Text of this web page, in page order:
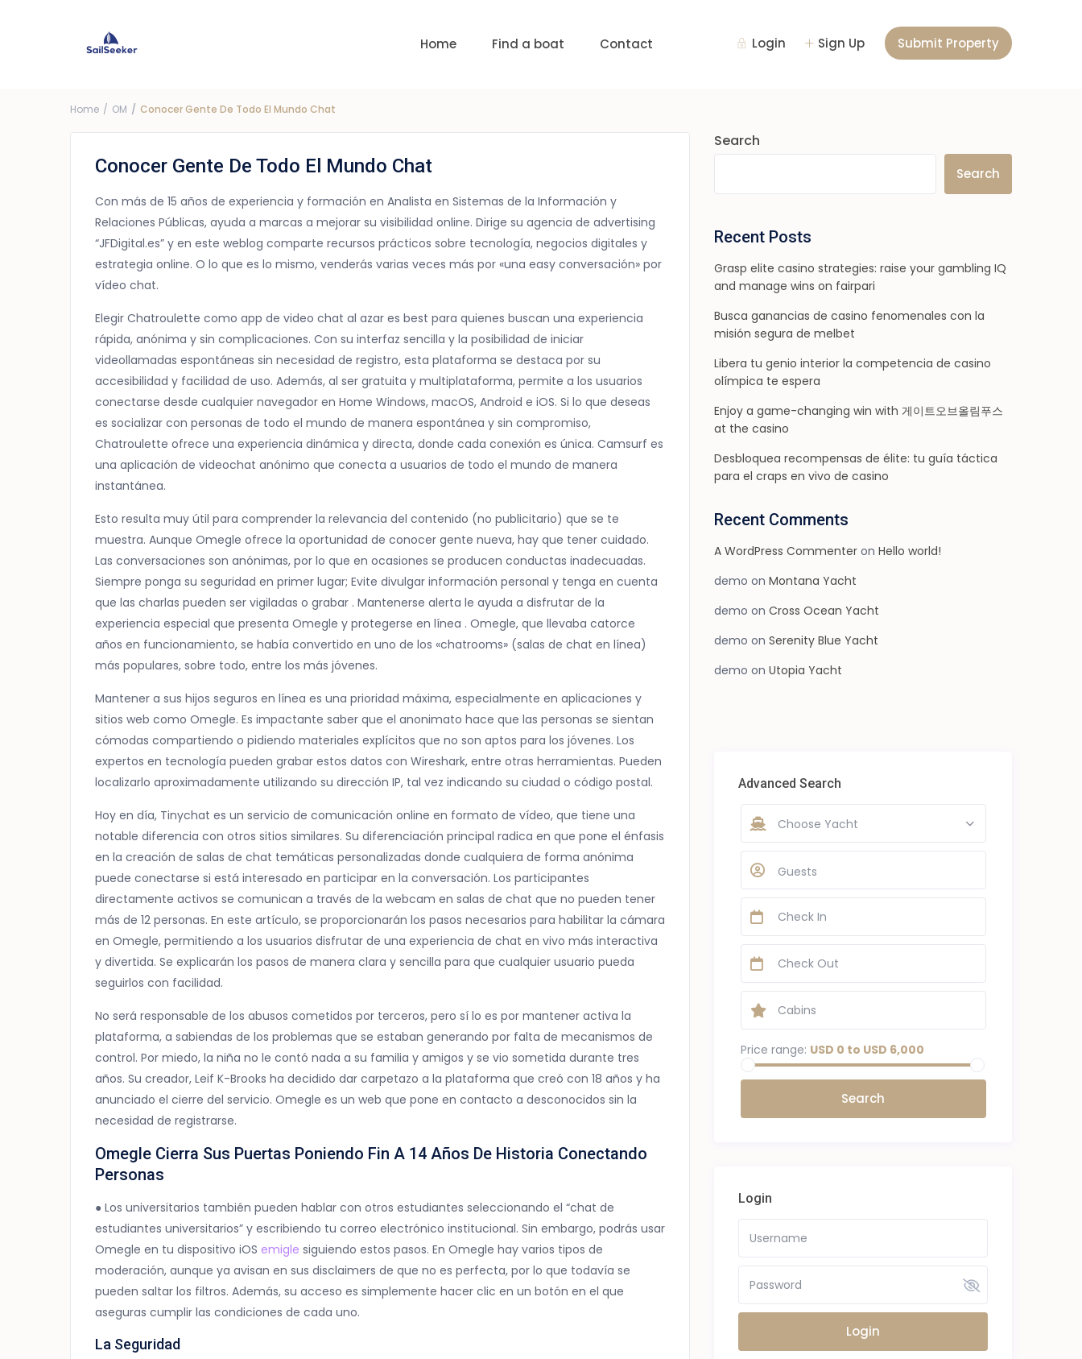
Login Sign Up Submit Property
Home Find a boat Contact
USD 0 to USD 6,000
Home OM Conocer Gente De Todo El Mundo Chat
Conocer Gente De Todo El Mundo Chat
Con más de 15 años de experiencia y formación en Analista en Sistemas de la Información y
Relaciones Públicas, ayuda a marcas a mejorar su visibilidad online. Dirige su agencia de advertising
“JFDigital.es” y en este weblog comparte recursos prácticos sobre tecnología, negocios digitales y
estrategia online. O lo que es lo mismo, venderás varias veces más por «una easy conversación» por
vídeo chat.
Elegir Chatroulette como app de video chat al azar es best para quienes buscan una experiencia
rápida, anónima y sin complicaciones. Con su interfaz sencilla y la posibilidad de iniciar
videollamadas espontáneas sin necesidad de registro, esta plataforma se destaca por su
accesibilidad y facilidad de uso. Además, al ser gratuita y multiplataforma, permite a los usuarios
conectarse desde cualquier navegador en Home Windows, macOS, Android e iOS. Si lo que deseas
es socializar con personas de todo el mundo de manera espontánea y sin compromiso,
Chatroulette ofrece una experiencia dinámica y directa, donde cada conexión es única. Camsurf es
una aplicación de videochat anónimo que conecta a usuarios de todo el mundo de manera
instantánea.
Esto resulta muy útil para comprender la relevancia del contenido (no publicitario) que se te
muestra. Aunque Omegle ofrece la oportunidad de conocer gente nueva, hay que tener cuidado.
Las conversaciones son anónimas, por lo que en ocasiones se producen conductas inadecuadas.
Siempre ponga su seguridad en primer lugar; Evite divulgar información personal y tenga en cuenta
que las charlas pueden ser vigiladas o grabar . Mantenerse alerta le ayuda a disfrutar de la
experiencia especial que presenta Omegle y protegerse en línea . Omegle, que llevaba catorce
años en funcionamiento, se había convertido en uno de los «chatrooms» (salas de chat en línea)
más populares, sobre todo, entre los más jóvenes.
Mantener a sus hijos seguros en línea es una prioridad máxima, especialmente en aplicaciones y
sitios web como Omegle. Es impactante saber que el anonimato hace que las personas se sientan
cómodas compartiendo o pidiendo materiales explícitos que no son aptos para los jóvenes. Los
expertos en tecnología pueden grabar estos datos con Wireshark, entre otras herramientas. Pueden
localizarlo aproximadamente utilizando su dirección IP, tal vez indicando su ciudad o código postal.
Hoy en día, Tinychat es un servicio de comunicación online en formato de vídeo, que tiene una
notable diferencia con otros sitios similares. Su diferenciación principal radica en que pone el énfasis
en la creación de salas de chat temáticas personalizadas donde cualquiera de forma anónima
puede conectarse si está interesado en participar en la conversación. Los participantes
directamente activos se comunican a través de la webcam en salas de chat que no pueden tener
más de 12 personas. En este artículo, se proporcionarán los pasos necesarios para habilitar la cámara
en Omegle, permitiendo a los usuarios disfrutar de una experiencia de chat en vivo más interactiva
y divertida. Se explicarán los pasos de manera clara y sencilla para que cualquier usuario pueda
seguirlos con facilidad.
No será responsable de los abusos cometidos por terceros, pero sí lo es por mantener activa la
plataforma, a sabiendas de los problemas que se estaban generando por falta de mecanismos de
control. Por miedo, la niña no le contó nada a su familia y amigos y se vio sometida durante tres
años. Su creador, Leif K-Brooks ha decidido dar carpetazo a la plataforma que creó con 18 años y ha
anunciado el cierre del servicio. Omegle es un web que pone en contacto a desconocidos sin la
necesidad de registrarse.
Omegle Cierra Sus Puertas Poniendo Fin A 14 Años De Historia Conectando
Personas
● Los universitarios también pueden hablar con otros estudiantes seleccionando el “chat de
estudiantes universitarios” y escribiendo tu correo electrónico institucional. Sin embargo, podrás usar
Omegle en tu dispositivo iOS emigle siguiendo estos pasos. En Omegle hay varios tipos de
moderación, aunque ya avisan en sus disclaimers de que no es perfecta, por lo que todavía se
pueden saltar los filtros. Además, su acceso es simplemente hacer clic en un botón en el que
aseguras cumplir las condiciones de cada uno.
La Seguridad
Search
Search
Recent Posts
Grasp elite casino strategies: raise your gambling IQ
and manage wins on fairpari
Busca ganancias de casino fenomenales con la
misión segura de melbet
Libera tu genio interior la competencia de casino
olímpica te espera
Enjoy a game-changing win with 게이트오브올림푸스
at the casino
Desbloquea recompensas de élite: tu guía táctica
para el craps en vivo de casino
Recent Comments
A WordPress Commenter on Hello world!
demo on Montana Yacht
demo on Cross Ocean Yacht
demo on Serenity Blue Yacht
demo on Utopia Yacht
Advanced Search
Choose Yacht
Guests
Price range: USD 0 to USD 6,000
Login
Login